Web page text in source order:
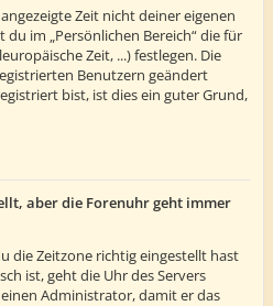
Zeit nicht deiner eigenen
im „Persönlichen Bereich“ die für
Zeit, ...) festlegen. Die
Benutzern geändert
bist, ist dies ein guter Grund,
aber die Forenuhr geht immer
die Zeitzone richtig eingestellt hast
ist, geht die Uhr des Servers
Administrator, damit er das